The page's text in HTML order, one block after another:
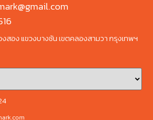
สอง แขวงบางชัน เขตคลองสามวา กรุงเทพฯ